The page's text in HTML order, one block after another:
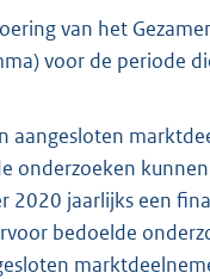
van het
voor de periode
aangesloten
onderzoeken
2020 jaarlijks een
bedoelde